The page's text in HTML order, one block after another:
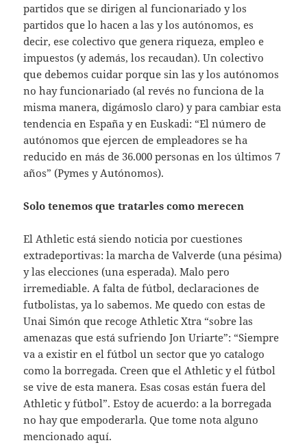
partidos que se dirigen al funcionariado y los
partidos que lo hacen a las y los autónomos, es
decir, ese colectivo que genera riqueza, empleo e
impuestos (y además, los recaudan). Un colectivo
que debemos cuidar porque sin las y los autónomos
no hay funcionariado (al revés no funciona de la
misma manera, digámoslo claro) y para cambiar esta
tendencia en España y en Euskadi: “El número de
autónomos que ejercen de empleadores se ha
reducido en más de 36.000 personas en los últimos 7
años” (Pymes y Autónomos).
Solo tenemos que tratarles como merecen
El Athletic está siendo noticia por cuestiones
extradeportivas: la marcha de Valverde (una pésima)
y las elecciones (una esperada). Malo pero
irremediable. A falta de fútbol, declaraciones de
futbolistas, ya lo sabemos. Me quedo con estas de
Unai Simón que recoge Athletic Xtra “sobre las
amenazas que está sufriendo Jon Uriarte”: “Siempre
va a existir en el fútbol un sector que yo catalogo
como la borregada. Creen que el Athletic y el fútbol
se vive de esta manera. Esas cosas están fuera del
Athletic y fútbol”. Estoy de acuerdo: a la borregada
no hay que empoderarla. Que tome nota alguno
mencionado aquí.